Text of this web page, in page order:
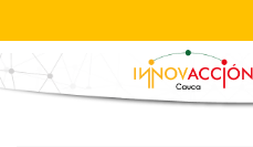
Pasar al contenido principal